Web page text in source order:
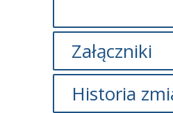
Załączniki
Brak załączników.
Historia